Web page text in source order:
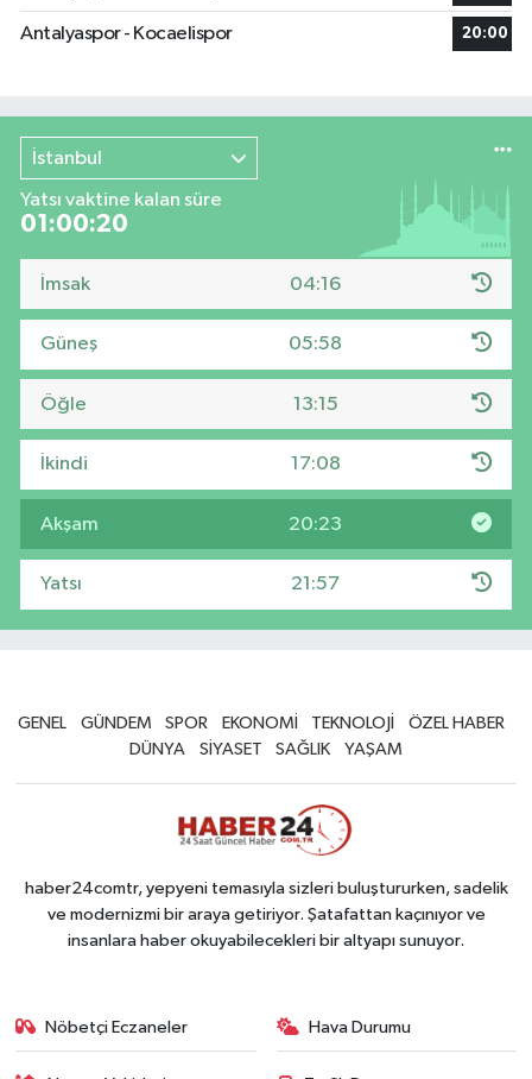
Antalyaspor - Kocaelispor 20:00
İstanbul
Yatsı vaktine kalan süre
01:00:20
İmsak 04:16
Güneş 05:58
Öğle 13:15
İkindi 17:08
Akşam 20:23
Yatsı 21:57
GENEL GÜNDEM SPOR EKONOMİ TEKNOLOJİ
ÖZEL HABER
DÜNYA
SİYASET SAĞLIK YAŞAM
haber24comtr, yepyeni temasıyla sizleri buluştururken, sadelik
ve modernizmi bir araya getiriyor. Şatafattan kaçınıyor ve
insanlara haber okuyabilecekleri bir altyapı sunuyor.
Nöbetçi Eczaneler Hava Durumu